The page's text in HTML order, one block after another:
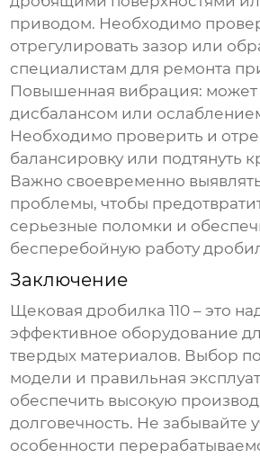
приводом. Необходимо
отрегулировать зазор или
специалистам для ремонта
Повышенная вибрация: может
дисбалансом или
Необходимо проверить и
балансировку или подтянуть
Важно своевременно
проблемы, чтобы
серьезные поломки и
бесперебойную работу
Заключение
Щековая дробилка 110 – это
эффективное оборудование
твердых материалов. Выбор
модели и правильная
обеспечить высокую
долговечность. Не забывайте
особенности